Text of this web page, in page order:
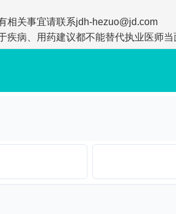
相关事宜请联系jdh-hezuo@jd.com
病、用药建议都不能替代执业医师当